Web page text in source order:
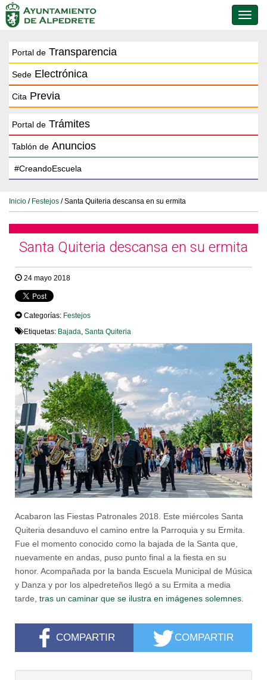
de
Portal de Transparencia
Sede Electrónica
Cita Previa
Portal de Trámites
Tablón de Anuncios
Inicio / Festejos / Santa Quiteria descansa en su ermita
Santa Quiteria descansa en su ermita
24 mayo 2018
Categorías: Festejos
Etiquetas: Bajada Santa Quiteria
Acabaron las Fiestas Patronales 2018. Este miércoles Santa
Quiteria desanduvo el camino entre la Parroquia y su Ermita.
Fue el momento conocido como la bajada de la Santa que,
nuevamente en andas, puso punto final a la fiesta en su
honor. Acompañada por la banda Escuela Municipal de Música
y Danza y por los alpedreteños llegó a su Ermita a media
tarde, tras un caminar que se ilustra en imágenes solemnes.
COMPARTIR COMPARTIR